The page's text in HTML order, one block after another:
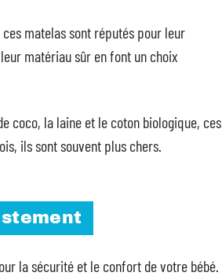
matelas sont réputés pour leur
matériau sûr en font un choix
coco, la laine et le coton biologique, ces
ils sont souvent plus chers.
la sécurité et le confort de votre bébé.